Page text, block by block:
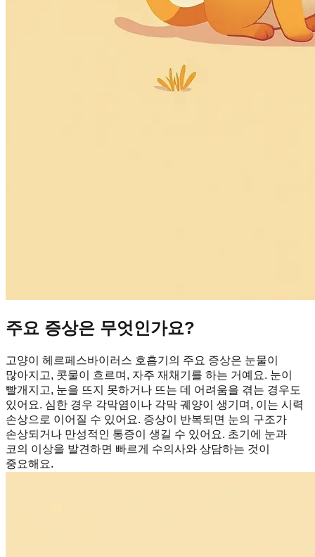
주요 증상은 무엇인가요?
고양이 헤르페스바이러스 호흡기의 주요 증상은 눈물이
많아지고, 콧물이 흐르며, 자주 재채기를 하는 거예요. 눈이
빨개지고, 눈을 뜨지 못하거나 뜨는 데 어려움을 겪는 경우도
있어요. 심한 경우 각막염이나 각막 궤양이 생기며, 이는 시력
손상으로 이어질 수 있어요. 증상이 반복되면 눈의 구조가
손상되거나 만성적인 통증이 생길 수 있어요. 초기에 눈과
코의 이상을 발견하면 빠르게 수의사와 상담하는 것이
중요해요.